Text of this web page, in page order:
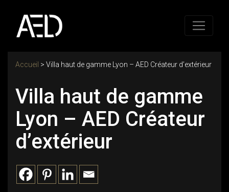
Accueil > Villa haut de gamme Lyon – AED Créateur d’extérieur
Villa haut de gamme
Lyon – AED Créateur
d’extérieur